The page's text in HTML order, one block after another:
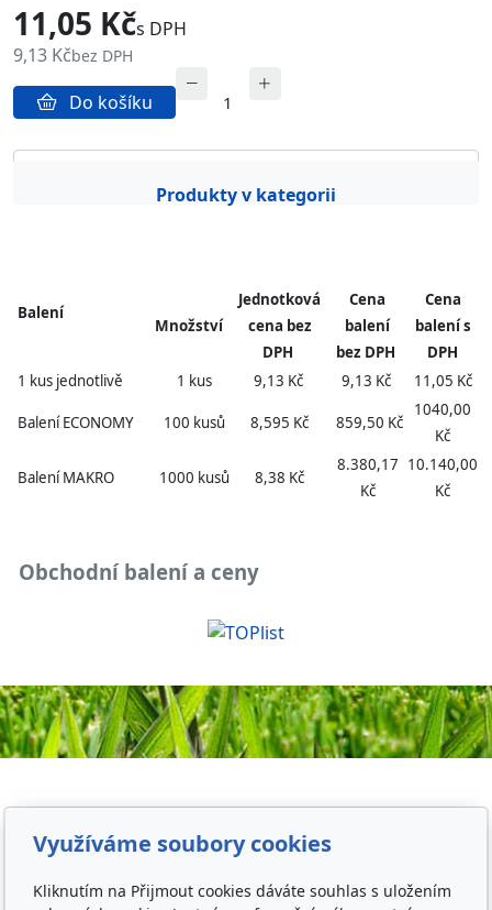
11,05 Kčs DPH
9,13 Kčbez DPH
Do košíku
Obrázky
Produkty v kategorii
Obchodní balení a ceny
Balení
Množství
Jednotková
cena bez
DPH
Cena
balení
bez DPH
Cena
balení s
DPH
1 kus jednotlivě
1 kus 9,13 Kč 9,13 Kč 11,05 Kč
Balení ECONOMY 100 kusů 8,595 Kč 859,50 Kč
1040,00
Kč
Balení MAKRO 1000 kusů 8,38 Kč
8.380,17
Kč
10.140,00
Kč
Využíváme soubory cookies
Kliknutím na Přijmout cookies dáváte souhlas s uložením